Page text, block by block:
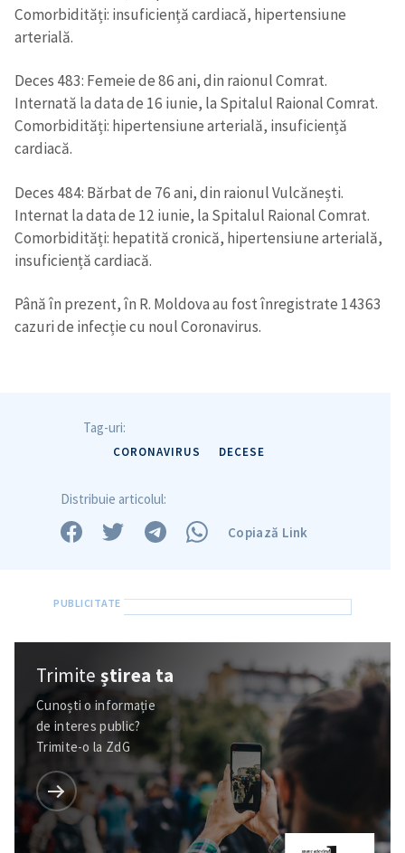
Comorbidități: insuficiență cardiacă, hipertensiune
arterială.
Deces 483: Femeie de 86 ani, din raionul Comrat.
Internată la data de 16 iunie, la Spitalul Raional Comrat.
Comorbidități: hipertensiune arterială, insuficiență
cardiacă.
Deces 484: Bărbat de 76 ani, din raionul Vulcănești.
Internat la data de 12 iunie, la Spitalul Raional Comrat.
Comorbidități: hepatită cronică, hipertensiune arterială,
insuficiență cardiacă.
Până în prezent, în R. Moldova au fost înregistrate 14363
cazuri de infecție cu noul Coronavirus.
Tag-uri:
CORONAVIRUS DECESE
Distribuie articolul:
Copiază Link
Trimiteștirea ta
Cunoști o informație
de interes public?
Trimite-o la ZdG